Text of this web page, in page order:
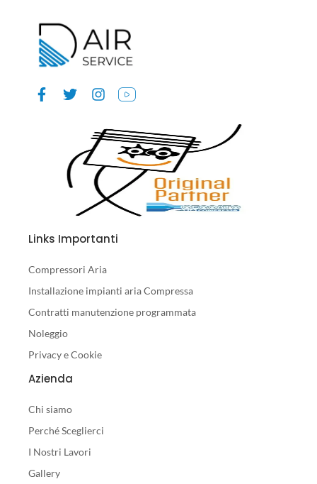
Links Importanti
Compressori Aria
Installazione impianti aria Compressa
Contratti manutenzione programmata
Noleggio
Privacy e Cookie
Azienda
Chi siamo
Perché Sceglierci
I Nostri Lavori
Gallery